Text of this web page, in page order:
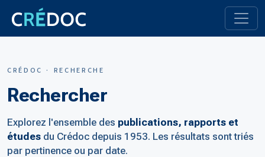
CRÉDOC · RECHERCHE
Rechercher
Explorez l'ensemble des publications, rapports et
études du Crédoc depuis 1953. Les résultats sont triés
par pertinence ou par date.